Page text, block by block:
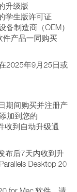
升级版
学生版许可证
备制造商（OEM）
件产品一同购买
2025年9月25日或
期间购买并注册产
加到您的
收到自动升级通
布后7天内收到升
Desktop 20